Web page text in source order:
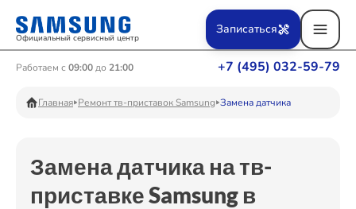
Официальный сервисный центр
+7 (495) 032-59-79
Работаем с 09:00до 21:00
Записаться
Главная Ремонт тв-приставок Samsung Замена датчика
Замена датчика на тв-
приставке Samsung в
Ремонт Вертикальных пылесосов
Ремонт Телевизоров